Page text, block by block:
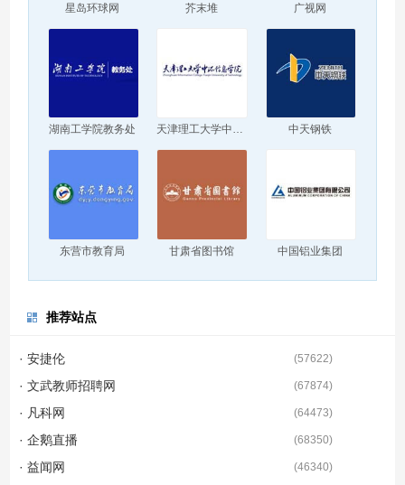
星岛环球网 芥末堆 广视网
湖南工学院教务处 天津理工大学中环信息学院 中天钢铁
东营市教育局 甘肃省图书馆 中国铝业集团
推荐站点
· 安捷伦 (57622)
· 文武教师招聘网 (67874)
· 凡科网 (64473)
· 企鹅直播 (68350)
· 益闻网 (46340)